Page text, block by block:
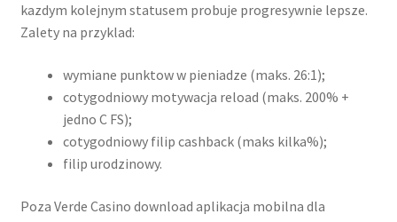
kazdym kolejnym statusem probuje progresywnie lepsze.
Zalety na przyklad:
wymiane punktow w pieniadze (maks. 26:1);
cotygodniowy motywacja reload (maks. 200% +
jedno C FS);
cotygodniowy filip cashback (maks kilka%);
filip urodzinowy.
Poza Verde Casino download aplikacja mobilna dla